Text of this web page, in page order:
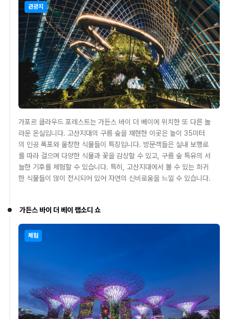
관광지
가포르 클라우드 포레스트는 가든스 바이 더 베이에 위치한 또 다른 놀
라운 온실입니다. 고산지대의 구름 숲을 재현한 이곳은 높이 35미터
의 인공 폭포와 울창한 식물들이 특징입니다. 방문객들은 실내 보행로
를 따라 걸으며 다양한 식물과 꽃을 감상할 수 있고, 구름 숲 특유의 서
늘한 기후를 체험할 수 있습니다. 특히, 고산지대에서 볼 수 있는 희귀
한 식물들이 많이 전시되어 있어 자연의 신비로움을 느낄 수 있습니다.
가든스 바이 더 베이 랩소디 쇼
체험